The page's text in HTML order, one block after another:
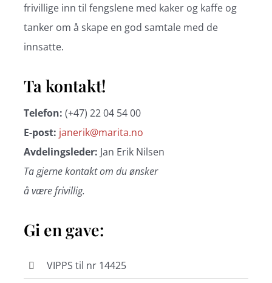
frivillige inn til fengslene med kaker og kaffe og
tanker om å skape en god samtale med de
innsatte.
Ta kontakt!
Telefon: (+47) 22 04 54 00
E-post: janerik@marita.no
Avdelingsleder: Jan Erik Nilsen
Ta gjerne kontakt om du ønsker
å være frivillig.
Gi en gave:
VIPPS til nr 14425